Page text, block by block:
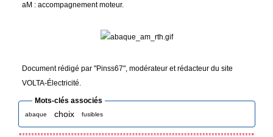
aM : accompagnement moteur.
Document rédigé par "Pinss67", modérateur et rédacteur du site
VOLTA-Électricité.
Mots-clés associés
abaque choix fusibles